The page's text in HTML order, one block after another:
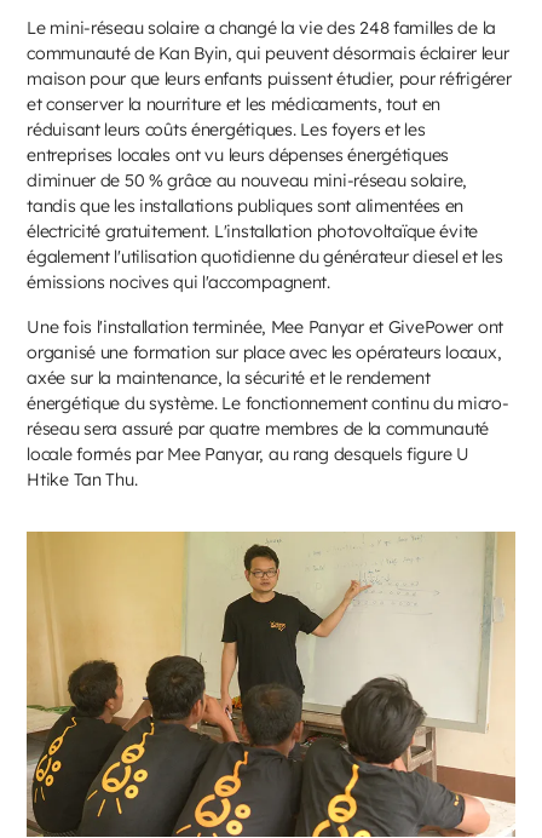
Le mini-réseau solaire a changé la vie des 248 familles de la
communauté de Kan Byin, qui peuvent désormais éclairer leur
maison pour que leurs enfants puissent étudier, pour réfrigérer
et conserver la nourriture et les médicaments, tout en
réduisant leurs coûts énergétiques. Les foyers et les
entreprises locales ont vu leurs dépenses énergétiques
diminuer de 50 % grâce au nouveau mini-réseau solaire,
tandis que les installations publiques sont alimentées en
électricité gratuitement. L'installation photovoltaïque évite
également l'utilisation quotidienne du générateur diesel et les
émissions nocives qui l'accompagnent.
Une fois l'installation terminée, Mee Panyar et GivePower ont
organisé une formation sur place avec les opérateurs locaux,
axée sur la maintenance, la sécurité et le rendement
énergétique du système. Le fonctionnement continu du micro-
réseau sera assuré par quatre membres de la communauté
locale formés par Mee Panyar, au rang desquels figure U
Htike Tan Thu.